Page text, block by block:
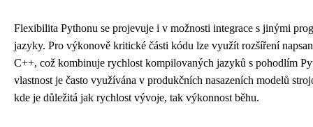
Flexibilita Pythonu se projevuje i v možnosti integrace s jinými
jazyky. Pro výkonově kritické části kódu lze využít rozšíření
C++, což kombinuje rychlost kompilovaných jazyků s pohodlím
vlastnost je často využívána v produkčních nasazeních modelů
kde je důležitá jak rychlost vývoje, tak výkonnost běhu.